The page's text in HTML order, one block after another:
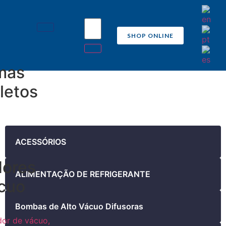
de vácuo,
SHOP ONLINE
ACESSÓRIOS
ALIMENTAÇÃO DE REFRIGERANTE
Bombas de Alto Vácuo Difusoras